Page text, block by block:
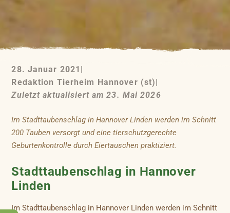
28. Januar 2021 |
Redaktion Tierheim Hannover (st)|
Zuletzt aktualisiert am 23. Mai 2026
Im Stadttaubenschlag in Hannover Linden werden im Schnitt
200 Tauben versorgt und eine tierschutzgerechte
Geburtenkontrolle durch Eiertauschen praktiziert.
Stadttaubenschlag in Hannover
Linden
Im Stadttaubenschlag in Hannover Linden werden im Schnitt